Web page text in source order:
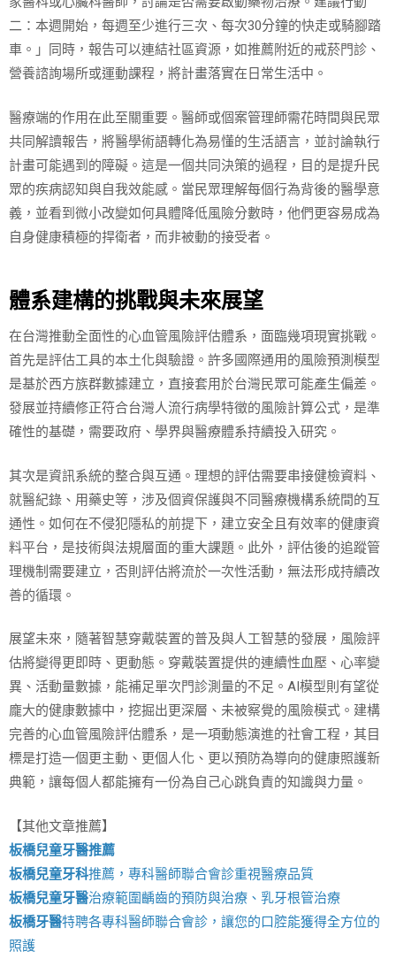
二：本週開始，每週至少進行三次、每次30分鐘的快走或騎腳踏
車。」同時，報告可以連結社區資源，如推薦附近的戒菸門診、
營養諮詢場所或運動課程，將計畫落實在日常生活中。
醫療端的作用在此至關重要。醫師或個案管理師需花時間與民眾
共同解讀報告，將醫學術語轉化為易懂的生活語言，並討論執行
計畫可能遇到的障礙。這是一個共同決策的過程，目的是提升民
眾的疾病認知與自我效能感。當民眾理解每個行為背後的醫學意
義，並看到微小改變如何具體降低風險分數時，他們更容易成為
自身健康積極的捍衛者，而非被動的接受者。
體系建構的挑戰與未來展望
在台灣推動全面性的心血管風險評估體系，面臨幾項現實挑戰。
首先是評估工具的本土化與驗證。許多國際通用的風險預測模型
是基於西方族群數據建立，直接套用於台灣民眾可能產生偏差。
發展並持續修正符合台灣人流行病學特徵的風險計算公式，是準
確性的基礎，需要政府、學界與醫療體系持續投入研究。
其次是資訊系統的整合與互通。理想的評估需要串接健檢資料、
就醫紀錄、用藥史等，涉及個資保護與不同醫療機構系統間的互
通性。如何在不侵犯隱私的前提下，建立安全且有效率的健康資
料平台，是技術與法規層面的重大課題。此外，評估後的追蹤管
理機制需要建立，否則評估將流於一次性活動，無法形成持續改
善的循環。
展望未來，隨著智慧穿戴裝置的普及與人工智慧的發展，風險評
估將變得更即時、更動態。穿戴裝置提供的連續性血壓、心率變
異、活動量數據，能補足單次門診測量的不足。AI模型則有望從
龐大的健康數據中，挖掘出更深層、未被察覺的風險模式。建構
完善的心血管風險評估體系，是一項動態演進的社會工程，其目
標是打造一個更主動、更個人化、更以預防為導向的健康照護新
典範，讓每個人都能擁有一份為自己心跳負責的知識與力量。
【其他文章推薦】
板橋兒童牙醫推薦
板橋兒童牙科推薦，專科醫師聯合會診重視醫療品質
板橋兒童牙醫治療範圍齲齒的預防與治療、乳牙根管治療
板橋牙醫特聘各專科醫師聯合會診，讓您的口腔能獲得全方位的
照護